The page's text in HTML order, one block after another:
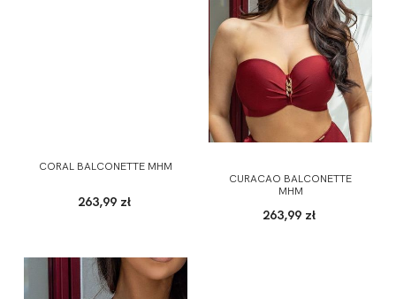
CORAL BALCONETTE MHM
263,99 zł
CURACAO BALCONETTE
MHM
263,99 zł